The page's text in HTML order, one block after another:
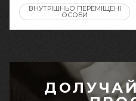
ВНУТРІШНЬО ПЕРЕМІЩЕНІ
ОСОБИ